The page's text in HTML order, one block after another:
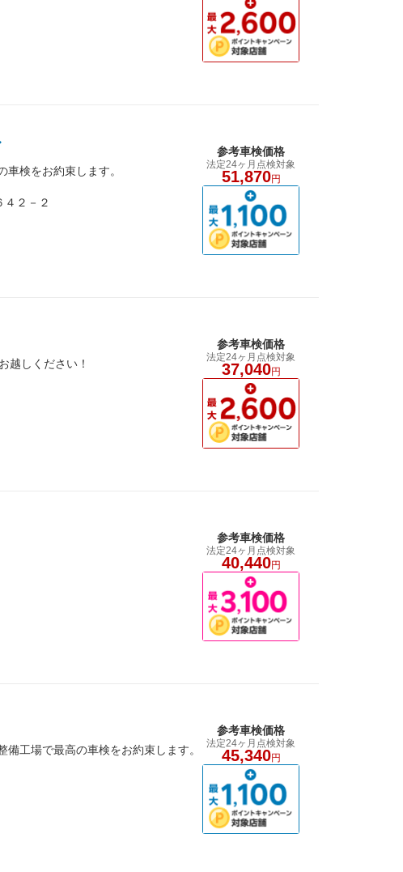
検をお約束します。
４２－２
参考車検価格
法定24ヶ月点検対象
51,870円
越しください！
参考車検価格
法定24ヶ月点検対象
37,040円
参考車検価格
法定24ヶ月点検対象
40,440円
工場で最高の車検をお約束します。
参考車検価格
法定24ヶ月点検対象
45,340円